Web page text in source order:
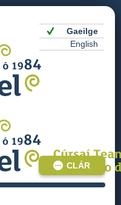
Gaeilge
English
CLÁR